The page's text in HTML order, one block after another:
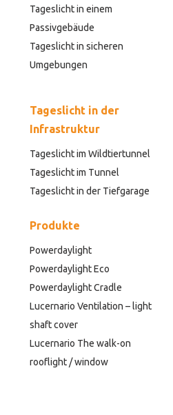
Tageslicht in einem
Passivgebäude
Tageslicht in sicheren
Umgebungen
Tageslicht in der
Infrastruktur
Tageslicht im Wildtiertunnel
Tageslicht im Tunnel
Tageslicht in der Tiefgarage
Produkte
Powerdaylight
Powerdaylight Eco
Powerdaylight Cradle
Lucernario Ventilation – light
shaft cover
Lucernario The walk-on
rooflight / window